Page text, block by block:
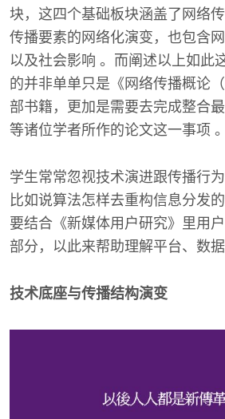
块，这四个基础板块涵盖了网络
传播要素的网络化演变，也包含
以及社会影响 。而阐述以上如此
的并非单单只是《网络传播概论
部书籍，更加是需要去完成整合
等诸位学者所作的论文这一事项 。
学生常常忽视技术演进跟传播行
比如说算法怎样去重构信息分发
要结合《新媒体用户研究》里用
部分，以此来帮助理解平台、数据
技术底座与传播结构演变